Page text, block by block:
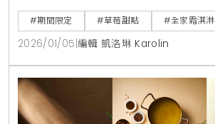
#期間限定 #草莓甜點 #全家霜淇淋
2026/01/05 編輯 凱洛琳 Karolin